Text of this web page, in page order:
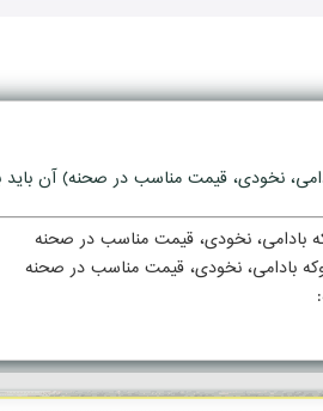
نخودی، قیمت مناسب در صحنه) آن باید
بادامی، نخودی، قیمت مناسب در صحنه
بادامی، نخودی، قیمت مناسب در صحنه